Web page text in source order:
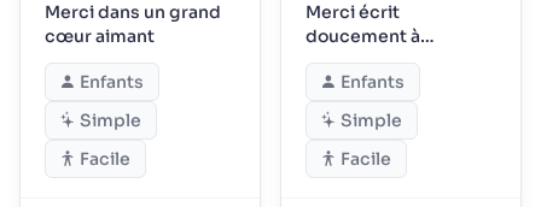
Merci dans un grand
cœur aimant
Enfants
Simple
Facile
Merci écrit
doucement à
l'intérieur d'un doux
cœurEnfants
Simple
Facile